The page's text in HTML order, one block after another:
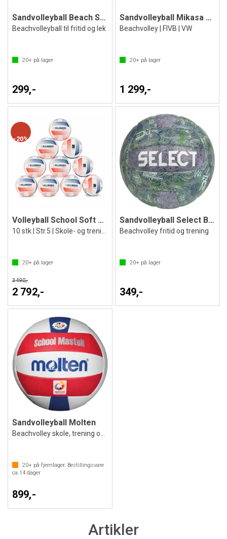
Sandvolleyball Beach Soft Fairtrade
Beachvolleyball til fritid og lek
20+ på lager
299,-
Sandvolleyball Mikasa Beach PRO BV550C
Beachvolley | FIVB | VW
20+på lager
1 299,-
20%
Volleyball School Soft Fairtrade (10)
20+ på lager
3 490,-
2 792,-
Sandvolleyball Select Beach Volley V26
Beachvolley fritid og trening
20+på lager
349,-
Sandvolleyball Molten
20+ på fjernlager. Bestillingsvare
ca.14 dager
899,-
Artikler